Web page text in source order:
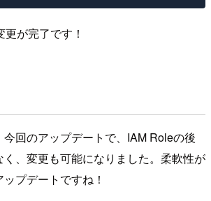
が完了です！
回のアップデートで、IAM Roleの後
、変更も可能になりました。柔軟性が
プデートですね！